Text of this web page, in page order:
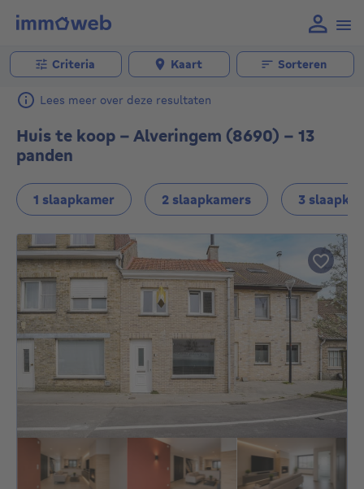
Criteria Kaart Sorteren
Lees meer over deze resultaten
Huis te koop - Alveringem (8690) - 13
panden
1 slaapkamer 2 slaapkamers 3